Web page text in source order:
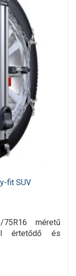
fit SUV
méretű
értetődő és